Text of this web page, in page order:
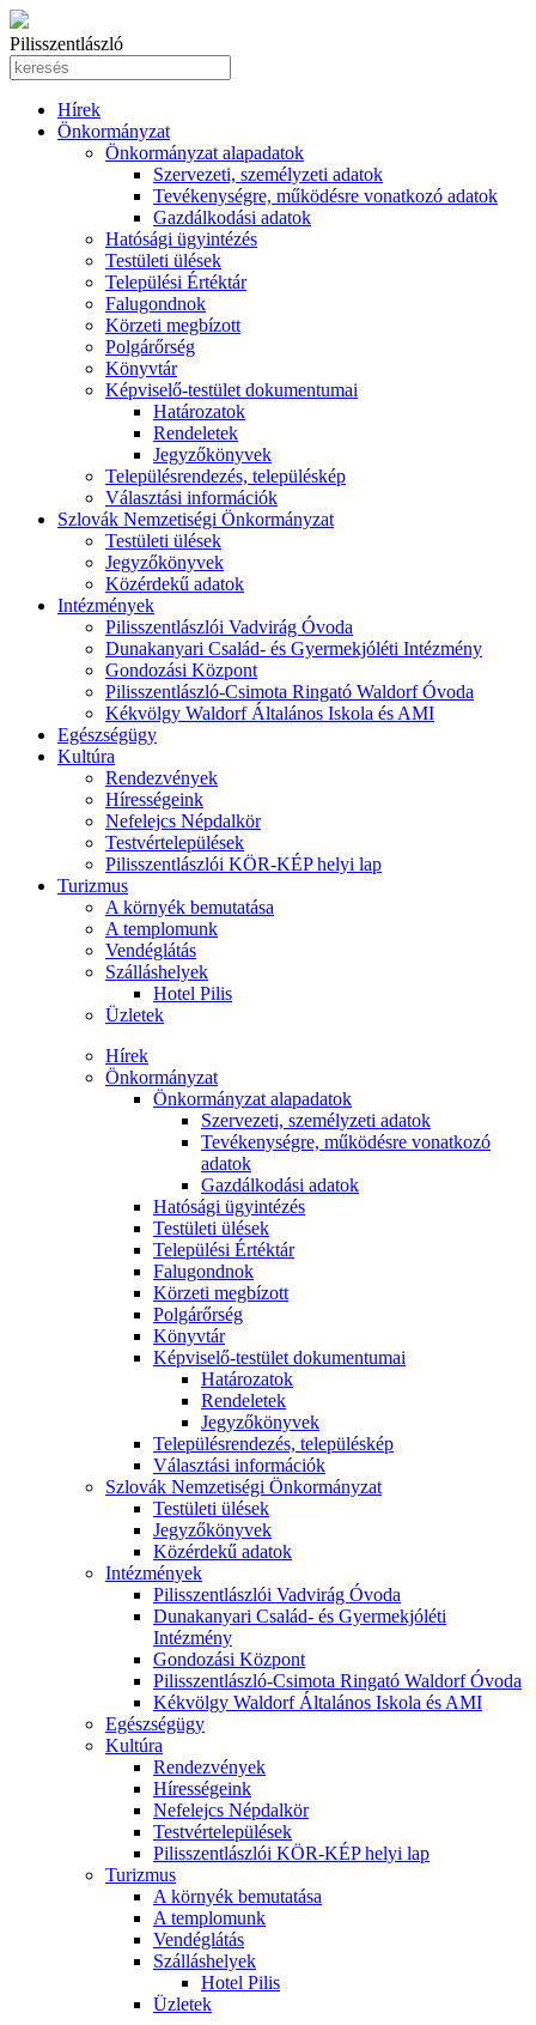
Pilisszentlászló
Hírek
Önkormányzat
Önkormányzat alapadatok
Szervezeti, személyzeti adatok
Tevékenységre, működésre vonatkozó adatok
Gazdálkodási adatok
Hatósági ügyintézés
Testületi ülések
Települési Értéktár
Falugondnok
Körzeti megbízott
Polgárőrség
Könyvtár
Képviselő-testület dokumentumai
Határozatok
Rendeletek
Jegyzőkönyvek
Településrendezés, településkép
Választási információk
Szlovák Nemzetiségi Önkormányzat
Testületi ülések
Jegyzőkönyvek
Közérdekű adatok
Intézmények
Pilisszentlászlói Vadvirág Óvoda
Dunakanyari Család- és Gyermekjóléti Intézmény
Gondozási Központ
Pilisszentlászló-Csimota Ringató Waldorf Óvoda
Kékvölgy Waldorf Általános Iskola és AMI
Egészségügy
Kultúra
Rendezvények
Hírességeink
Nefelejcs Népdalkör
Testvértelepülések
Pilisszentlászlói KÖR-KÉP helyi lap
Turizmus
A környék bemutatása
A templomunk
Vendéglátás
Szálláshelyek
Hotel Pilis
Üzletek
Hírek
Önkormányzat
Önkormányzat alapadatok
Szervezeti, személyzeti adatok
Tevékenységre, működésre vonatkozó
adatok
Gazdálkodási adatok
Hatósági ügyintézés
Testületi ülések
Települési Értéktár
Falugondnok
Körzeti megbízott
Polgárőrség
Könyvtár
Képviselő-testület dokumentumai
Határozatok
Rendeletek
Jegyzőkönyvek
Településrendezés, településkép
Választási információk
Szlovák Nemzetiségi Önkormányzat
Testületi ülések
Jegyzőkönyvek
Közérdekű adatok
Intézmények
Pilisszentlászlói Vadvirág Óvoda
Dunakanyari Család- és Gyermekjóléti
Intézmény
Gondozási Központ
Pilisszentlászló-Csimota Ringató Waldorf Óvoda
Kékvölgy Waldorf Általános Iskola és AMI
Egészségügy
Kultúra
Rendezvények
Hírességeink
Nefelejcs Népdalkör
Testvértelepülések
Pilisszentlászlói KÖR-KÉP helyi lap
Turizmus
A környék bemutatása
A templomunk
Vendéglátás
Szálláshelyek
Hotel Pilis
Üzletek